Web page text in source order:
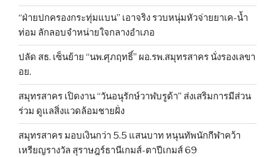
“ฝ่ายปกครองกระทุ่มแบน” เอาจริง รวบหนุ่มหัวจ่ายยาเค-น้ำ
ท่อม ลักลอบจำหน่ายใจกลางอำเภอ
ปลัด สธ. เซ็นย้าย “นพ.ศุภฤทธิ์” ผอ.รพ.สมุทรสาคร นั่งรองเลขา
อย.
สมุทรสาคร เปิดงาน “วันอนุรักษ์วาฬบรูด้า” ส่งเสริมการมีส่วน
ร่วม ดูแลสิ่งแวดล้อมชายฝั่ง
สมุทรสาคร มอบเงินกว่า 5.5 แสนบาท หนุนทัพนักกีฬาคว้า
เหรียญรางวัล สุราษฎร์ธานีเกมส์-ตาปีเกมส์ 69